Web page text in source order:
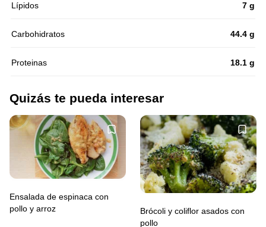
Lípidos 7 g
Carbohidratos 44.4 g
Proteinas 18.1 g
Quizás te pueda interesar
Ensalada de espinaca con
pollo y arroz
Brócoli y coliflor asados con
pollo